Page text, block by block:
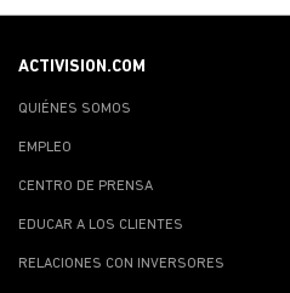
ACTIVISION.COM
QUIÉNES SOMOS
EMPLEO
CENTRO DE PRENSA
EDUCAR A LOS CLIENTES
RELACIONES CON INVERSORES